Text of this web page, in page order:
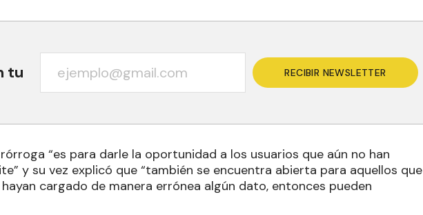
tu RECIBIR NEWSLETTER
“es para darle la oportunidad a los usuarios que aún no han
y su vez explicó que “también se encuentra abierta para aquellos que
cargado de manera errónea algún dato, entonces pueden